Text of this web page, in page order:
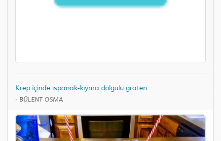
Krep içinde ıspanak-kıyma dolgulu graten
- BÜLENT OSMA